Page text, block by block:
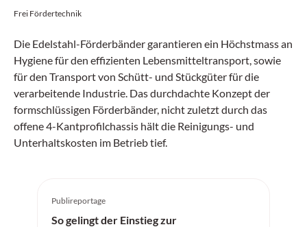
Frei Fördertechnik
Die Edelstahl-Förderbänder garantieren ein Höchstmass an
Hygiene für den effizienten Lebensmitteltransport, sowie
für den Transport von Schütt- und Stückgüter für die
verarbeitende Industrie. Das durchdachte Konzept der
formschlüssigen Förderbänder, nicht zuletzt durch das
offene 4-Kantprofilchassis hält die Reinigungs- und
Unterhaltskosten im Betrieb tief.
Publireportage
So gelingt der Einstieg zur